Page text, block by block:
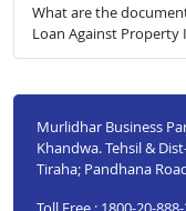
What are the
Loan Against Property
Murlidhar Business
Khandwa. Tehsil &
Tiraha; Pandhana